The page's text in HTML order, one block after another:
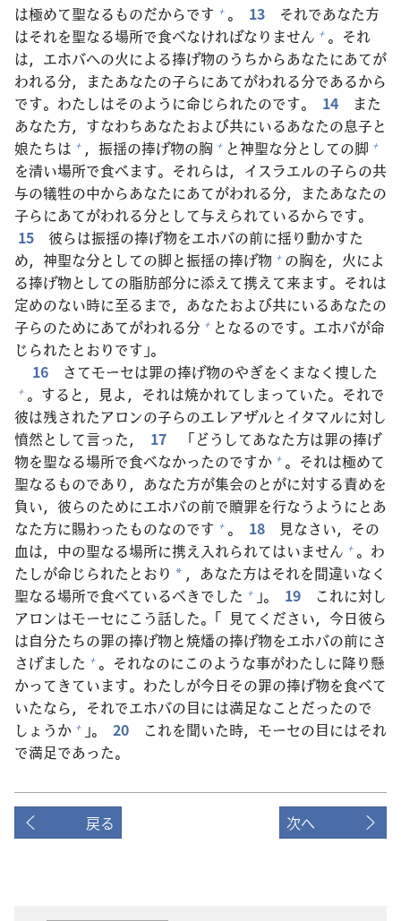
は極めて聖なるものだからです + 。 13 それであなた方
はそれを聖なる場所で食べなければなりません + 。それ
は，エホバへの火による捧げ物のうちからあなたにあてが
われる分，またあなたの子らにあてがわれる分であるから
です。わたしはそのように命じられたのです。 14
また
あなた方，すなわちあなたおよび共にいるあなたの息子と
娘たちは + ， 振揺の捧げ物の胸 + と神聖な分としての脚 +
を清い場所で食べます。それらは，イスラエルの子らの共
与の犠牲の中からあなたにあてがわれる分，またあなたの
子らにあてがわれる分として与えられているからです。
15
彼らは振揺の捧げ物をエホバの前に揺り動かすた
め， 神聖な分としての脚と振揺の捧げ物 + の胸を， 火によ
る捧げ物としての脂肪部分に添えて携えて来ます。それは
定めのない時に至るまで，あなたおよび共にいるあなたの
子らのためにあてがわれる分 + となるのです。エホバが命
じられたとおりです」。
16
さてモーセは罪の捧げ物のやぎをくまなく捜した
+ 。すると， 見よ，それは焼かれてしまっていた。それで
彼は残されたアロンの子らのエレアザルとイタマルに対し
憤然として言った， 17 「どうしてあなた方は罪の捧げ
物を聖なる場所で食べなかったのですか + 。それは極めて
聖なるものであり，あなた方が集会のとがに対する責めを
負い， 彼らのためにエホバの前で贖罪を行なうようにとあ
なた方に賜わったものなのです + 。 18 見なさい，その
血は， 中の聖なる場所に携え入れられてはいません + 。わ
たしが命じられたとおり * ，あなた方はそれを間違いなく
聖なる場所で食べているべきでした + 」。 19 これに対し
アロンはモーセにこう話した。「 見てください， 今日彼ら
は自分たちの罪の捧げ物と焼燔の捧げ物をエホバの前にさ
さげました + 。それなのにこのような事がわたしに降り懸
かってきています。わたしが今日その罪の捧げ物を食べて
いたなら，それでエホバの目には満足なことだったので
しょうか + 」。 20 これを聞いた時，モーセの目にはそれ
で満足であった。
戻る 次へ